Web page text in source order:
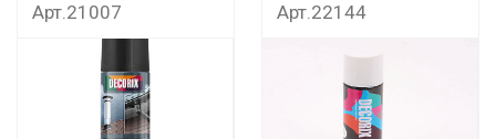
Арт.21007 Арт.22144